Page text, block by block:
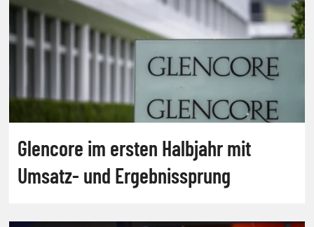
Glencore im ersten Halbjahr mit
Umsatz- und Ergebnissprung